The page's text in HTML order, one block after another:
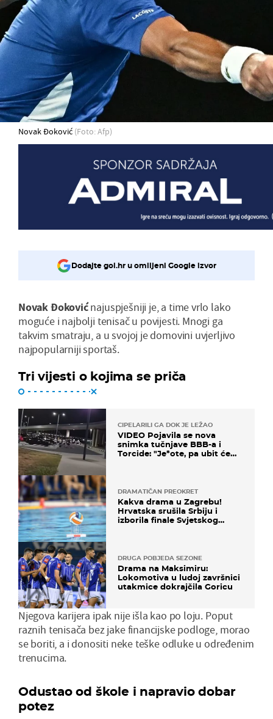
Novak Đoković (Foto: Afp)
Dodajte gol.hr u omiljeni Google izvor
Novak Đokovićnajuspješniji je, a time vrlo lako
moguće i najbolji tenisač u povijesti. Mnogi ga
takvim smatraju, a u svojoj je domovini uvjerljivo
najpopularniji sportaš.
Tri vijesti o kojima se priča
CIPELARILI GA DOK JE LEŽAO
VIDEO Pojavila se nova
snimka tučnjave BBB-a i
Torcide: "Je*ote, pa ubit će
DRAMATIČAN PREOKRET
Kakva drama u Zagrebu!
Hrvatska srušila Srbiju i
izborila finale Svjetskog
DRUGA POBJEDA SEZONE
Drama na Maksimiru:
Lokomotiva u ludoj završnici
utakmice dokrajčila Goricu
Njegova karijera ipak nije išla kao po loju. Poput
raznih tenisača bez jake financijske podloge, morao
se boriti, a i donositi neke teške odluke u određenim
trenucima.
Odustao od škole i napravio dobar
potez